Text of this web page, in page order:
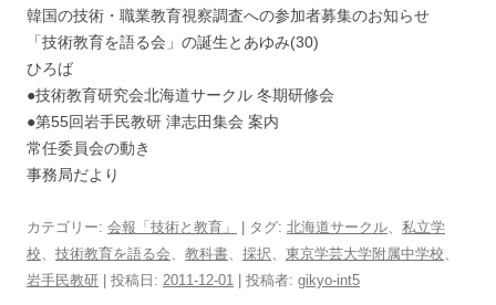
韓国の技術・職業教育視察調査への参加者募集のお知らせ
「技術教育を語る会」の誕生とあゆみ(30)
ひろば
●技術教育研究会北海道サークル 冬期研修会
●第55回岩手民教研 津志田集会 案内
常任委員会の動き
事務局だより
カテゴリー: 会報「技術と教育」 | タグ: 北海道サークル、 私立学
校、 技術教育を語る会、 教科書、 採択、 東京学芸大学附属中学校、
岩手民教研 | 投稿日: 2011-12-01 投稿者: gikyo-int5